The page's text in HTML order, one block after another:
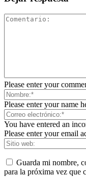
Please enter your
Please enter your name
You have entered an
Please enter your email
Guarda mi nombre,
para la próxima vez que